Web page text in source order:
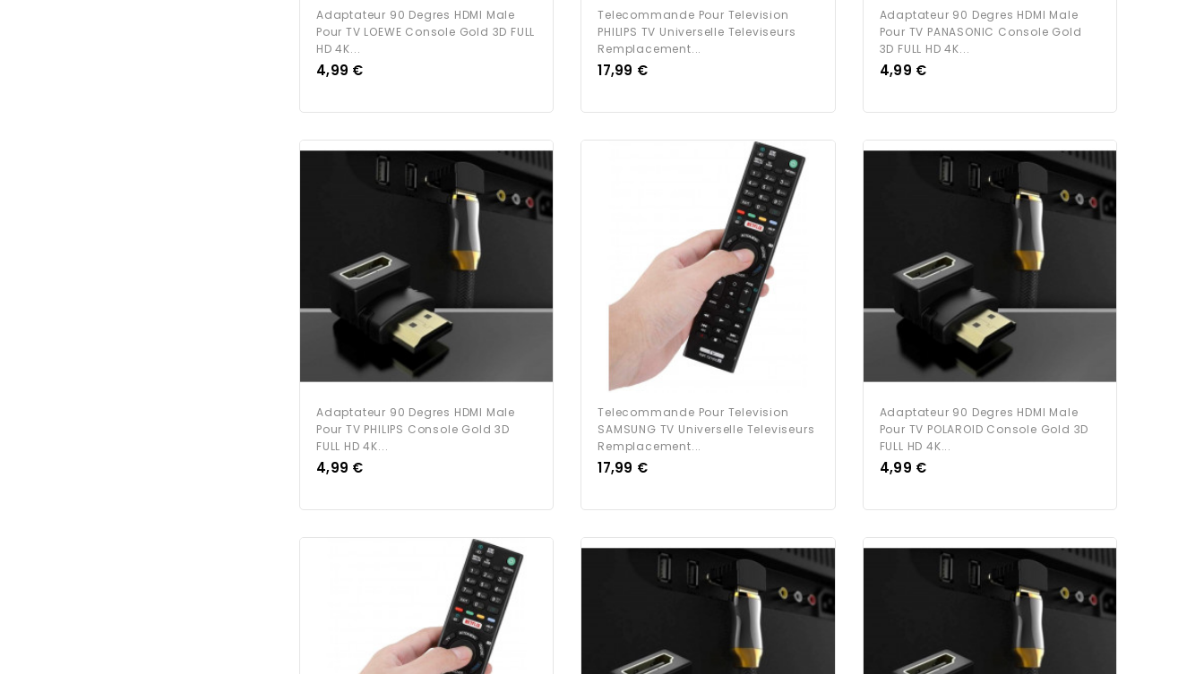
Adaptateur 90 Degres HDMI Male
Pour TV LOEWE Console Gold 3D FULL
HD 4K...
Prix
4,99 €
Telecommande Pour Television
PHILIPS TV Universelle Televiseurs
Remplacement...
Prix
17,99 €
Adaptateur 90 Degres HDMI Male
Pour TV PANASONIC Console Gold
3D FULL HD 4K...
Prix
4,99 €
Adaptateur 90 Degres HDMI Male
Pour TV PHILIPS Console Gold 3D
FULL HD 4K...
Prix
4,99 €
Telecommande Pour Television
SAMSUNG TV Universelle Televiseurs
Remplacement...
Prix
17,99 €
Adaptateur 90 Degres HDMI Male
Pour TV POLAROID Console Gold 3D
FULL HD 4K...
Prix
4,99 €